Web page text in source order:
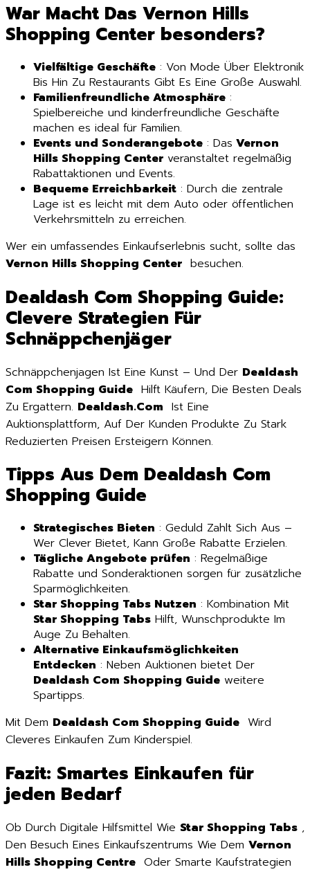
War Macht Das Vernon Hills
Shopping Center besonders?
Vielfältige Geschäfte : Von Mode Über Elektronik
Bis Hin Zu Restaurants Gibt Es Eine Große Auswahl.
Familienfreundliche Atmosphäre :
Spielbereiche und kinderfreundliche Geschäfte
machen es ideal für Familien.
Events und Sonderangebote : Das Vernon
Hills Shopping Center veranstaltet regelmäßig
Rabattaktionen und Events.
Bequeme Erreichbarkeit : Durch die zentrale
Lage ist es leicht mit dem Auto oder öffentlichen
Verkehrsmitteln zu erreichen.
Wer ein umfassendes Einkaufserlebnis sucht, sollte das
Vernon Hills Shopping Center besuchen.
Dealdash Com Shopping Guide:
Clevere Strategien Für
Schnäppchenjäger
Schnäppchenjagen Ist Eine Kunst – Und Der Dealdash
Com Shopping Guide Hilft Käufern, Die Besten Deals
Zu Ergattern. Dealdash.Com Ist Eine
Auktionsplattform, Auf Der Kunden Produkte Zu Stark
Reduzierten Preisen Ersteigern Können.
Tipps Aus Dem Dealdash Com
Shopping Guide
Strategisches Bieten : Geduld Zahlt Sich Aus –
Wer Clever Bietet, Kann Große Rabatte Erzielen.
Tägliche Angebote prüfen : Regelmäßige
Rabatte und Sonderaktionen sorgen für zusätzliche
Sparmöglichkeiten.
Star Shopping Tabs Nutzen : Kombination Mit
Star Shopping Tabs Hilft, Wunschprodukte Im
Auge Zu Behalten.
Alternative Einkaufsmöglichkeiten
Entdecken : Neben Auktionen bietet Der
Dealdash Com Shopping Guide weitere
Spartipps.
Mit Dem Dealdash Com Shopping Guide Wird
Cleveres Einkaufen Zum Kinderspiel.
Fazit: Smartes Einkaufen für
jeden Bedarf
Ob Durch Digitale Hilfsmittel Wie Star Shopping Tabs ,
Den Besuch Eines Einkaufszentrums Wie Dem Vernon
Hills Shopping Centre Oder Smarte Kaufstrategien